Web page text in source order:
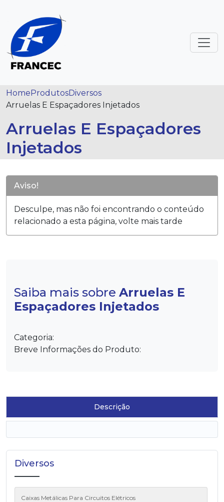
HomeProdutosDiversos
Arruelas E Espaçadores Injetados
Arruelas E Espaçadores
Injetados
Aviso!
Desculpe, mas não foi encontrando o conteúdo
relacionado a esta página, volte mais tarde
Saiba mais sobre Arruelas E
Espaçadores Injetados
Categoria:
Breve Informações do Produto:
Descrição
Diversos
Caixas Metálicas Para Circuitos Elétricos